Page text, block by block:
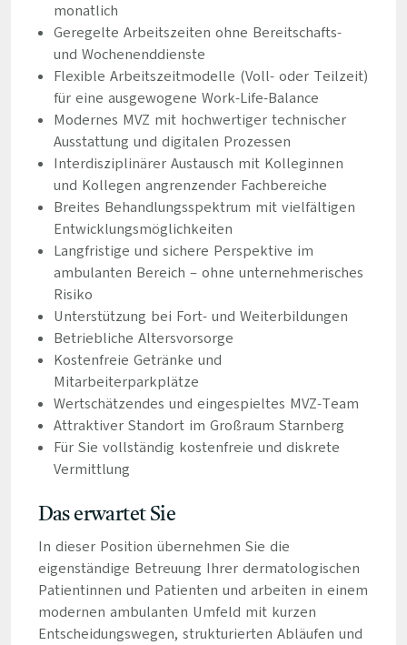
monatlich
Geregelte Arbeitszeiten ohne Bereitschafts-
und Wochenenddienste
Flexible Arbeitszeitmodelle (Voll- oder Teilzeit)
für eine ausgewogene Work-Life-Balance
Modernes MVZ mit hochwertiger technischer
Ausstattung und digitalen Prozessen
Interdisziplinärer Austausch mit Kolleginnen
und Kollegen angrenzender Fachbereiche
Breites Behandlungsspektrum mit vielfältigen
Entwicklungsmöglichkeiten
Langfristige und sichere Perspektive im
ambulanten Bereich – ohne unternehmerisches
Risiko
Unterstützung bei Fort- und Weiterbildungen
Betriebliche Altersvorsorge
Kostenfreie Getränke und
Mitarbeiterparkplätze
Wertschätzendes und eingespieltes MVZ-Team
Attraktiver Standort im Großraum Starnberg
Für Sie vollständig kostenfreie und diskrete
Vermittlung
Das erwartet Sie
In dieser Position übernehmen Sie die
eigenständige Betreuung Ihrer dermatologischen
Patientinnen und Patienten und arbeiten in einem
modernen ambulanten Umfeld mit kurzen
Entscheidungswegen, strukturierten Abläufen und